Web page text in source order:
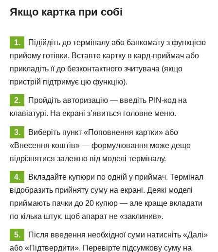
Якщо картка при собі
Підійдіть до терміналу або банкомату з функцією
прийому готівки. Вставте картку в кард-приймач або
прикладіть її до безконтактного зчитувача (якщо
пристрій підтримує цю функцію).
Пройдіть авторизацію — введіть PIN-код на
клавіатурі. На екрані з’явиться головне меню.
Виберіть пункт «Поповнення картки» або
«Внесення коштів» — формулювання може дещо
відрізнятися залежно від моделі терміналу.
Вкладайте купюри по одній у приймач. Термінал
відобразить прийняту суму на екрані. Деякі моделі
приймають пачки до 20 купюр — але краще вкладати
по кілька штук, щоб апарат не «заклинив».
Після введення необхідної суми натисніть «Далі»
або «Підтвердити». Перевірте підсумкову суму на